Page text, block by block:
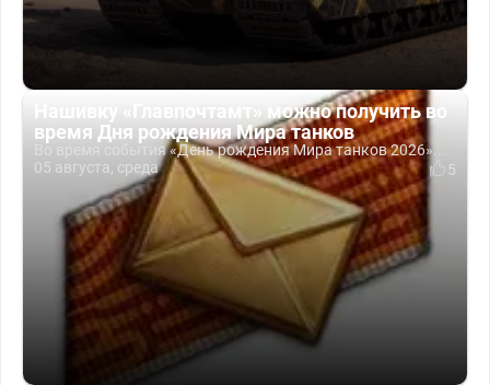
Нашивку «Главпочтамт» можно получить во
время Дня рождения Мира танков
Во время события «День рождения Мира танков 2026»...
05 августа, среда
5